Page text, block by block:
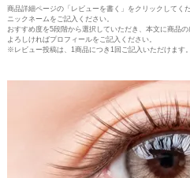
商品詳細ページの「レビューを書く」をクリックしてくだ
ニックネームをご記入ください。
おすすめ度を5段階から選択していただき、本文に商品の
よろしければプロフィールをご記入ください。
※レビュー投稿は、1商品につき1回ご記入いただけます。